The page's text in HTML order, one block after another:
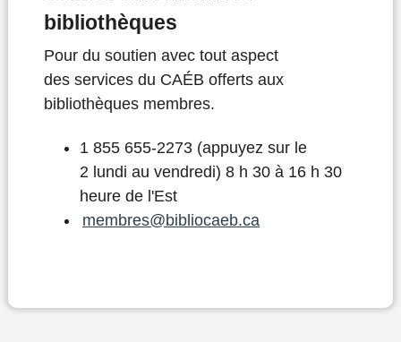
bibliothèques
Pour du soutien avec tout aspect
des services du CAÉB offerts aux
bibliothèques membres.
1 855 655-2273 (appuyez sur le
2 lundi au vendredi) 8 h 30 à 16 h 30
heure de l'Est
membres@bibliocaeb.ca